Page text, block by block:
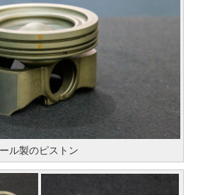
ル製のピストン